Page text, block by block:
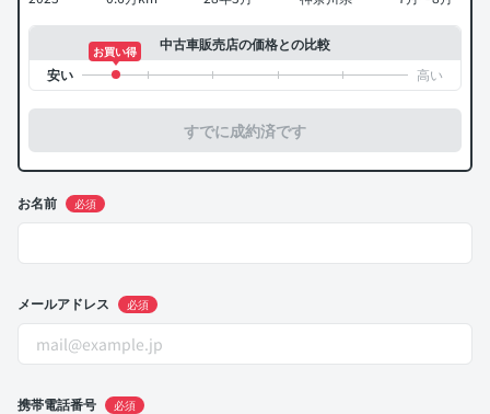
中古車販売店の価格との比較
お買い得
すでに成約済です
お名前 必須
メールアドレス 必須
携帯電話番号 必須